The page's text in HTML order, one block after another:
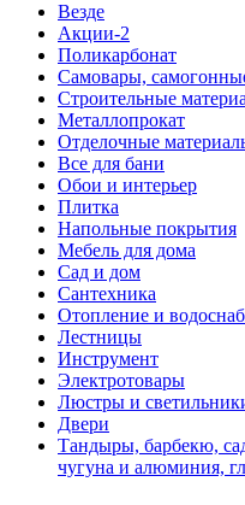
Везде
Акции-2
Поликарбонат
Самовары,
Строительные
Металлопрокат
Отделочные
Все для бани
Обои и интерьер
Плитка
Напольные покрытия
Мебель для дома
Сад и дом
Сантехника
Отопление и
Лестницы
Инструмент
Электротовары
Люстры и
Двери
Тандыры, барбекю,
чугуна и алюминия,